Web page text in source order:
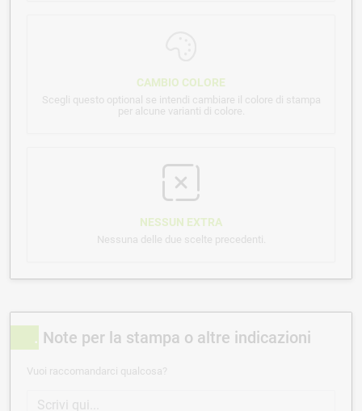
CAMBIO COLORE
Scegli questo optional se intendi cambiare il colore di stampa
per alcune varianti di colore.
NESSUN EXTRA
Nessuna delle due scelte precedenti.
Note per la stampa o altre indicazioni
Vuoi raccomandarci qualcosa?